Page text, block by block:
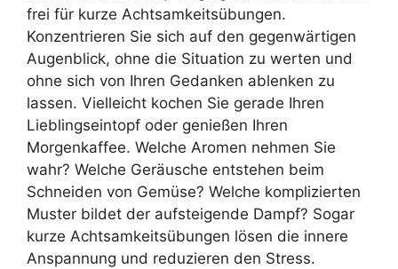
frei für kurze Achtsamkeitsübungen.
Konzentrieren Sie sich auf den gegenwärtigen
Augenblick, ohne die Situation zu werten und
ohne sich von Ihren Gedanken ablenken zu
lassen. Vielleicht kochen Sie gerade Ihren
Lieblingseintopf oder genießen Ihren
Morgenkaffee. Welche Aromen nehmen Sie
wahr? Welche Geräusche entstehen beim
Schneiden von Gemüse? Welche komplizierten
Muster bildet der aufsteigende Dampf? Sogar
kurze Achtsamkeitsübungen lösen die innere
Anspannung und reduzieren den Stress.